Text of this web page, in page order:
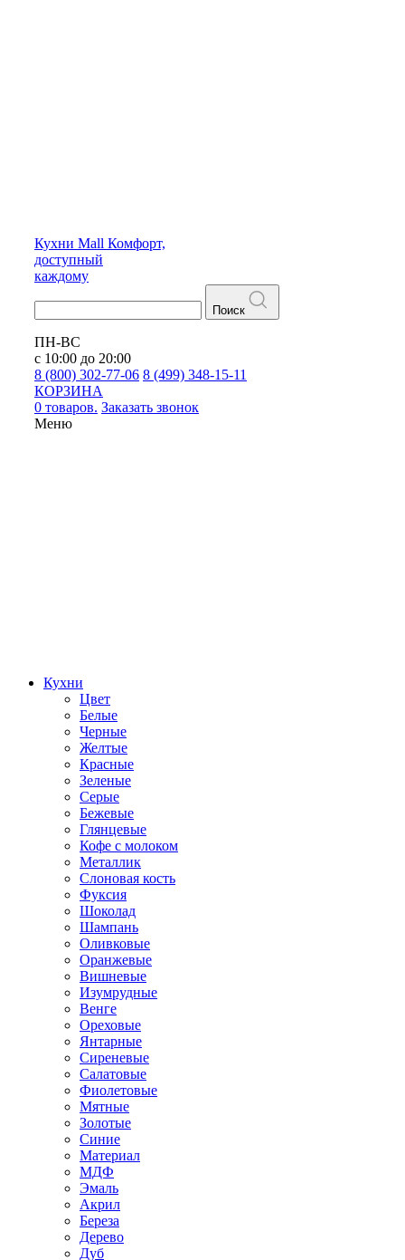
Кухни Mall Комфорт,
доступный
каждому
Поиск
ПН-ВС
с 10:00 до 20:00
8 (800) 302-77-06 8 (499) 348-15-11
КОРЗИНА
0 товаров. Заказать звонок
Меню
Кухни
Цвет
Белые
Черные
Желтые
Красные
Зеленые
Серые
Бежевые
Глянцевые
Кофе с молоком
Металлик
Слоновая кость
Фуксия
Шоколад
Шампань
Оливковые
Оранжевые
Вишневые
Изумрудные
Венге
Ореховые
Янтарные
Сиреневые
Салатовые
Фиолетовые
Мятные
Золотые
Синие
Материал
МДФ
Эмаль
Акрил
Береза
Дерево
Дуб